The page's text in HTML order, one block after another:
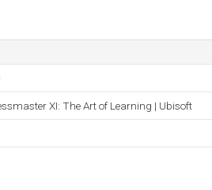
XI: The Art of Learning | Ubisoft